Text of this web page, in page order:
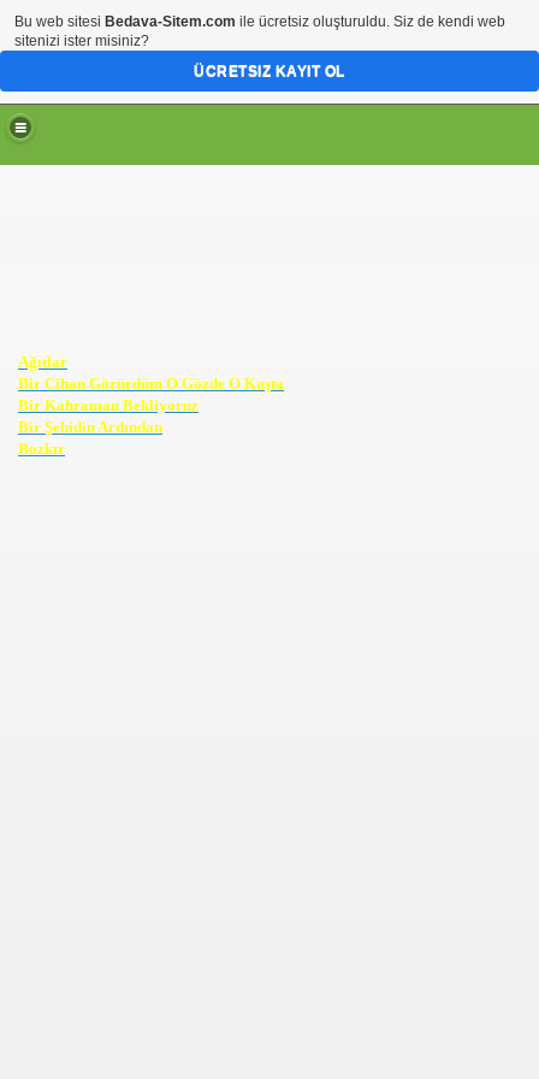
Ağıtlar
Bir Cihan Görürdüm O Gözde O Kaşta
Bir Kahraman Bekliyoruz
Bir Şehidin Ardından
Bozkır
Bu web sitesi Bedava-Sitem.com ile ücretsiz oluşturuldu. Siz de kendi web
sitenizi ister misiniz?
ÜCRETSIZ KAYIT OL